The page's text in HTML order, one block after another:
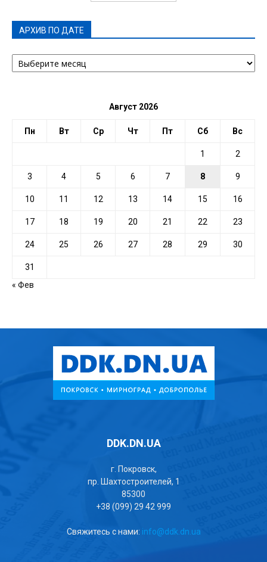
АРХИВ ПО ДАТЕ
АРХИВ
ПО
Август 2026
Пн Вт Ср Чт Пт Сб Вс
1 2
3 4 5 6 7 8 9
10 11 12 13 14 15 16
17 18 19 20 21 22 23
24 25 26 27 28 29 30
31
« Фев
DDK.DN.UA
г. Покровск,
пр. Шахтостроителей, 1
85300
+38 (099) 29 42 999
Свяжитесь с нами: info@ddk.dn.ua